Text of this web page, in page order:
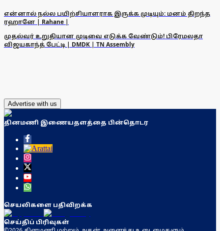
என்னால் நல்ல பயிற்சியாளராக இருக்க முடியும்: மனம் திறந்த
ரஹானே | Rahane |
முதல்வர் உறுதியான முடிவை எடுக்க வேண்டும்! பிரேமலதா
விஜயகாந்த் பேட்டி | DMDK | TN Assembly
Advertise with us
தினமணி இணையதளத்தை பின்தொடர
செயலிகளை பதிவிறக்க
செய்திப் பிரிவுகள்